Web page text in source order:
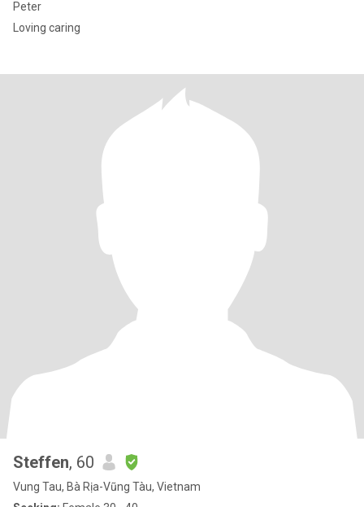
Peter
Loving caring
Steffen, 60
Vung Tau, Bà Rịa-Vũng Tàu, Vietnam